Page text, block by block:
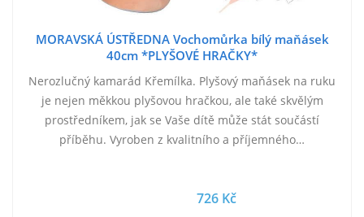
MORAVSKÁ ÚSTŘEDNA Vochomůrka bílý maňásek
40cm *PLYŠOVÉ HRAČKY*
Nerozlučný kamarád Křemílka. Plyšový maňásek na ruku
je nejen měkkou plyšovou hračkou, ale také skvělým
prostředníkem, jak se Vaše dítě může stát součástí
příběhu. Vyroben z kvalitního a příjemného…
726 Kč